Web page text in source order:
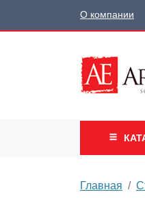
О компании
Главная